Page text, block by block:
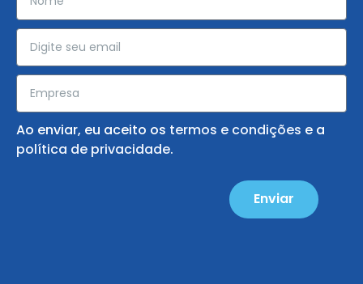
Ao enviar, eu aceito os termos e condições e a
política de privacidade.
Enviar